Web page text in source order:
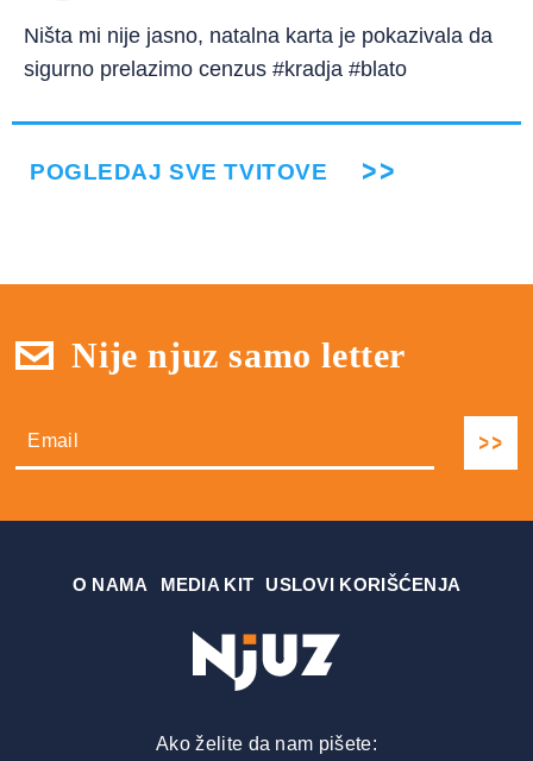
Ništa mi nije jasno, natalna karta je pokazivala da
sigurno prelazimo cenzus #kradja #blato
POGLEDAJ SVE TVITOVE
Nije njuz samo letter
О NAMA MEDIA KIT USLOVI KORIŠĆENJA
Ako želite da nam pišete: